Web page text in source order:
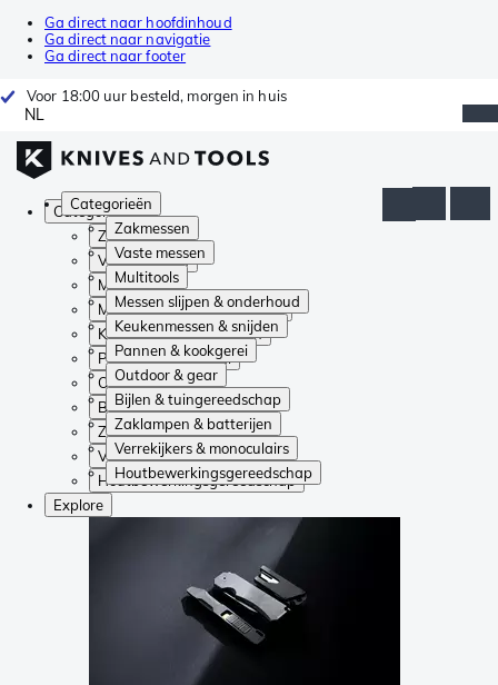
Ga direct naar hoofdinhoud
Ga direct naar navigatie
Ga direct naar footer
Voor 18:00 uur besteld, morgen in huis
NL
Categorieën
Zakmessen
Vaste messen
Multitools
Messen slijpen & onderhoud
Keukenmessen & snijden
Pannen & kookgerei
Outdoor & gear
Bijlen & tuingereedschap
Zaklampen & batterijen
Verrekijkers & monoculairs
Houtbewerkingsgereedschap
Categorieën
Zakmessen
Vaste messen
Multitools
Messen slijpen & onderhoud
Keukenmessen & snijden
Pannen & kookgerei
Outdoor & gear
Bijlen & tuingereedschap
Zaklampen & batterijen
Verrekijkers & monoculairs
Houtbewerkingsgereedschap
Explore